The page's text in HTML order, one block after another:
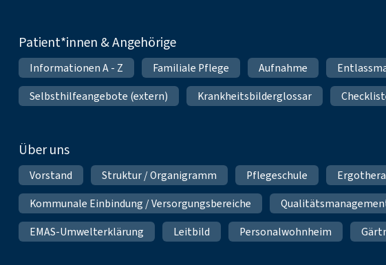
Patient*innen & Angehörige
Informationen A - Z Familiale Pflege Aufnahme
Selbsthilfeangebote (extern)
Krankheitsbilderglossar
Über uns
Vorstand Struktur / Organigramm Pflegeschule
Kommunale Einbindung / Versorgungsbereiche
EMAS-Umwelterklärung
Leitbild Personalwohnheim